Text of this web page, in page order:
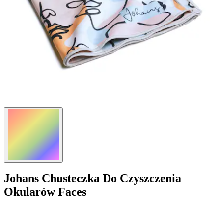
Johans Chusteczka Do Czyszczenia
Okularów Faces